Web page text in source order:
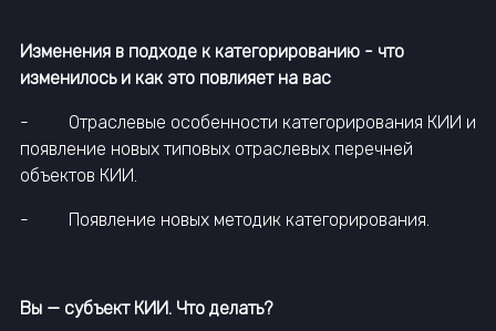
Изменения в подходе к категорированию - что
изменилось и как это повлияет на вас
- Отраслевые особенности категорирования КИИ и
появление новых типовых отраслевых перечней
объектов КИИ.
- Появление новых методик категорирования.
Вы — субъект КИИ. Что делать?